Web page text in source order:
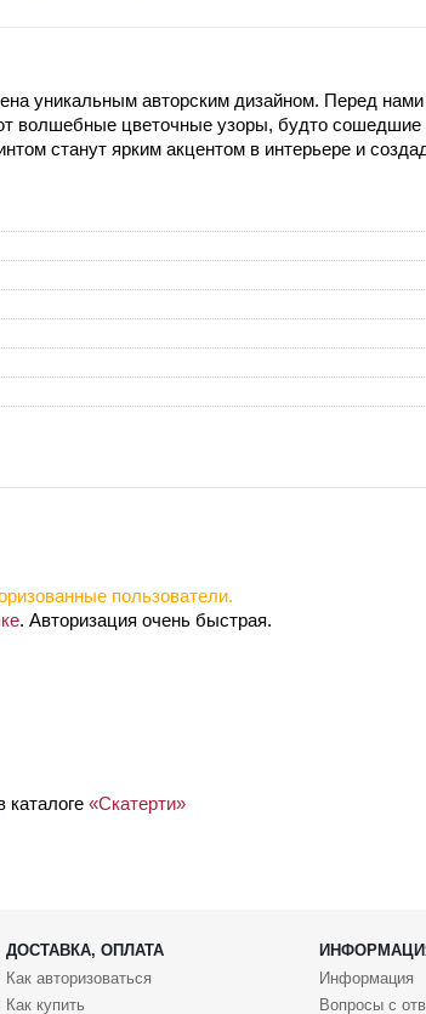
уникальным авторским дизайном. Перед
волшебные цветочные узоры, будто сошедшие
станут ярким акцентом в интерьере и
пользователи.
. Авторизация очень быстрая.
каталоге «Скатерти»
ДОСТАВКА, ОПЛАТА
Как авторизоваться
Как купить
Информация
Вопросы с